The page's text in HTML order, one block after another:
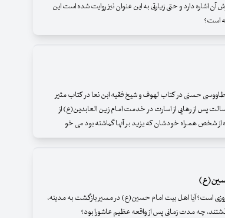
آن اشاره دارد و حتی زیارتی به این عنوان نیز روایت شده است این
است؟
حسنی در کتاب لهوف و شیخ فقیه ابن نعا در کتاب مثیر
رسالت پس از رهایی از اسارت در خدمت امام زین العابدین(ع) از
از شخص همراه خودشان که یزید بر آنها گماشته بود می خو
است؟ آیا اهل بیت امام حسین(ع) در مسیر بازگشت به مدینه،
گذشتند، چه مدت زمانی پس از واقعه عظیم عاشورا بود؟